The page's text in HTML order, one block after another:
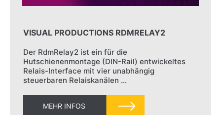
VISUAL PRODUCTIONS RDMRELAY2
Der RdmRelay2 ist ein für die
Hutschienenmontage (DIN-Rail) entwickeltes
Relais-Interface mit vier unabhängig
steuerbaren Relaiskanälen …
MEHR INFOS